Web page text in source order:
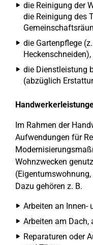
die Reinigung der
die Reinigung des
die Gartenpflege
Heckenschneiden),
die Dienstleistung
(abzüglich
Im Rahmen der
Aufwendungen für
Wohnzwecken
Dazu gehören z. B.
Arbeiten an Innen-
Arbeiten am Dach,
Reparaturen oder